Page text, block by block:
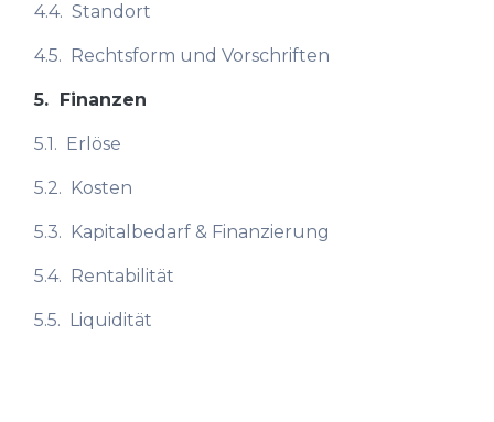
4.4. Standort
4.5. Rechtsform und Vorschriften
5. Finanzen
5.1. Erlöse
5.2. Kosten
5.3. Kapitalbedarf & Finanzierung
5.4. Rentabilität
5.5. Liquidität